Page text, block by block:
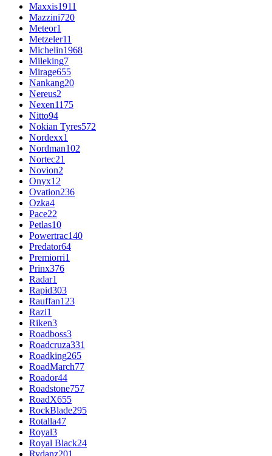
Maxxis1911
Mazzini720
Meteor1
Metzeler11
Michelin1968
Mileking7
Mirage655
Nankang20
Nereus2
Nexen1175
Nitto94
Nokian Tyres572
Nordexx1
Nordman102
Nortec21
Novion2
Onyx12
Ovation236
Ozka4
Pace22
Petlas10
Powertrac140
Predator64
Premiorri1
Prinx376
Radar1
Rapid303
Rauffan123
Razi1
Riken3
Roadboss3
Roadcruza331
Roadking265
RoadMarch77
Roador44
Roadstone757
RoadX655
RockBlade295
Rotalla47
Royal3
Royal Black24
Rydanz201